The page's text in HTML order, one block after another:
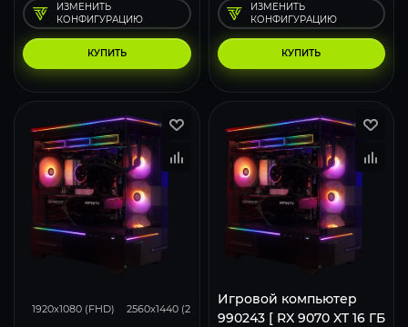
КУПИТЬ
ИЗМЕНИТЬ
КОНФИГУРАЦИЮ
КУПИТЬ
ИЗМЕНИТЬ
КОНФИГУРАЦИЮ
1920x1080 (FHD) 2560x1440 (2K) 3840x2160 (4K)
Игровой компьютер
990243 [ RX 9070 XT 16 ГБ